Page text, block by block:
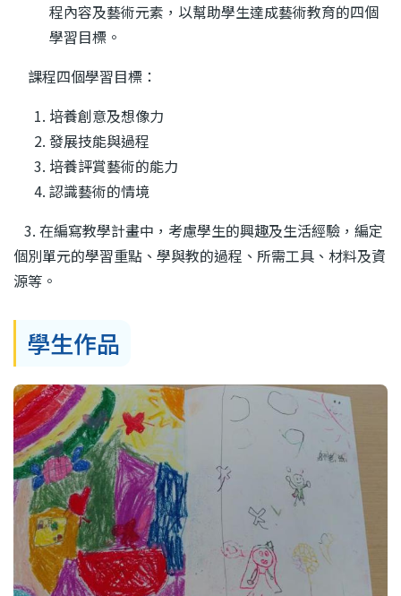
程內容及藝術元素，以幫助學生達成藝術教育的四個
學習目標。
課程四個學習目標：
培養創意及想像力
發展技能與過程
培養評賞藝術的能力
認識藝術的情境
3. 在編寫教學計畫中，考慮學生的興趣及生活經驗，編定
個別單元的學習重點、學與教的過程、所需工具、材料及資
源等。
學生作品